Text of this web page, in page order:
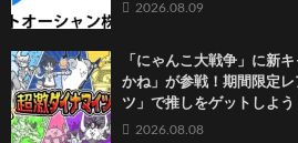
2026.08.09
「にゃんこ大戦争」に新
かね」が参戦！期間限定
ツ」で推しをゲットしよう
2026.08.08